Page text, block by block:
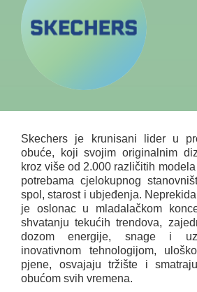
Skechers je krunisani lider u
obuće, koji svojim originalnim
kroz više od 2.000 različitih
potrebama cjelokupnog
spol, starost i ubjeđenja.
je oslonac u mladalačkom
shvatanju tekućih trendova,
dozom energije, snage i
inovativnom tehnologijom,
pjene, osvajaju tržište i
obućom svih vremena.